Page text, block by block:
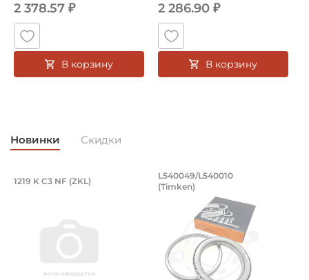
2 378.57 ₽
В корзину
2 286.90 ₽
В корзину
Новинки Скидки
Подшипник 95х170х32 мм, шариковый
Подшипник 95х170х32 мм, шариковый двухрядный,
1219 K C3 NF (ZKL) Подшипник
Подшипник
L540049/L540010
(Timken)